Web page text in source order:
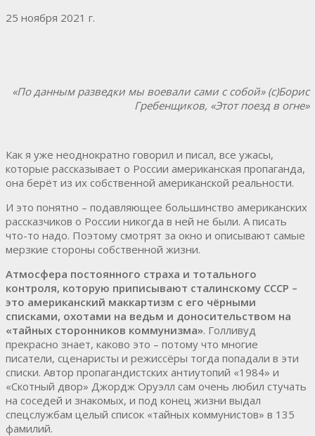
25 ноября 2021 г.
«По данным разведки мы воевали сами с собой» (с)Борис
Гребенщиков, «Этот поезд в огне»
Как я уже неоднократно говорил и писал, все ужасы,
которые рассказывает о России американская пропаганда,
она берёт из их собственной американской реальности.
И это понятно – подавляющее большинство американских
рассказчиков о России никогда в ней не были. А писать
что-то надо. Поэтому смотрят за окно и описывают самые
мерзкие стороны собственной жизни.
Атмосфера постоянного страха и тотального
контроля, которую приписывают сталинскому СССР –
это американский маккартизм с его чёрными
списками, охотами на ведьм и доносительством на
«тайных сторонников коммунизма». Голливуд
прекрасно знает, каково это – потому что многие
писатели, сценаристы и режиссёры тогда попадали в эти
списки. Автор пропагандистских антиутопий «1984» и
«Скотный двор» Джордж Оруэлл сам очень любил стучать
на соседей и знакомых, и под конец жизни выдал
спецслужбам целый список «тайных коммунистов» в 135
фамилий.